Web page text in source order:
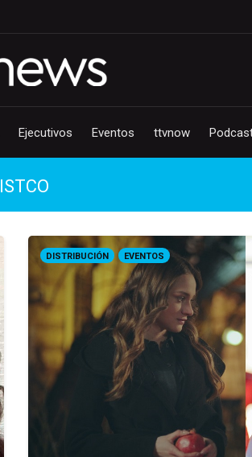
Ejecutivos Eventos ttvnow
DISTRIBUCIÓN EVENTOS